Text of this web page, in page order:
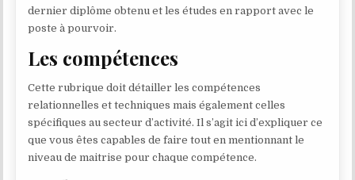
dernier diplôme obtenu et les études en rapport avec le
poste à pourvoir.
Les compétences
Cette rubrique doit détailler les compétences
relationnelles et techniques mais également celles
spécifiques au secteur d’activité. Il s’agit ici d’expliquer ce
que vous êtes capables de faire tout en mentionnant le
niveau de maitrise pour chaque compétence.